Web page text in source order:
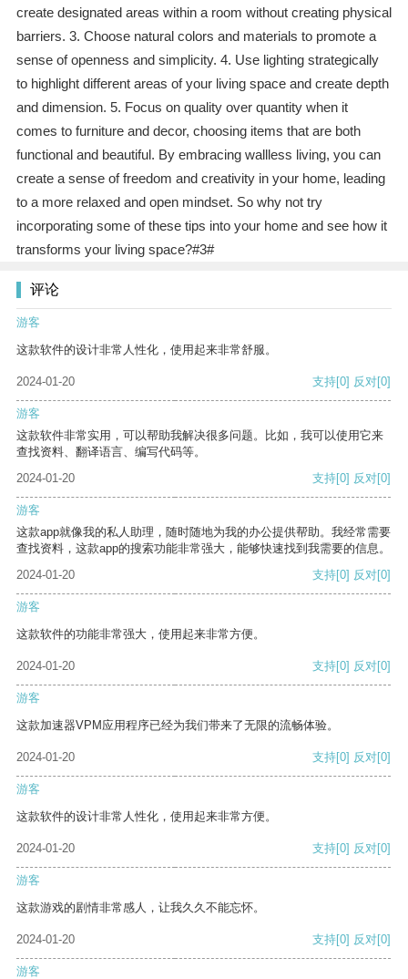
create designated areas within a room without creating physical
barriers. 3. Choose natural colors and materials to promote a
sense of openness and simplicity. 4. Use lighting strategically
to highlight different areas of your living space and create depth
and dimension. 5. Focus on quality over quantity when it
comes to furniture and decor, choosing items that are both
functional and beautiful. By embracing wallless living, you can
create a sense of freedom and creativity in your home, leading
to a more relaxed and open mindset. So why not try
incorporating some of these tips into your home and see how it
transforms your living space?#3#
评论
游客
这款软件的设计非常人性化，使用起来非常舒服。
2024-01-20 支持[0] 反对[0]
游客
这款软件非常实用，可以帮助我解决很多问题。比如，我可以使用它来
查找资料、翻译语言、编写代码等。
2024-01-20
支持[0] 反对[0]
游客
这款app就像我的私人助理，随时随地为我的办公提供帮助。我经常需要
查找资料，这款app的搜索功能非常强大，能够快速找到我需要的信息。
2024-01-20
支持[0] 反对[0]
游客
这款软件的功能非常强大，使用起来非常方便。
2024-01-20 支持[0] 反对[0]
游客
这款加速器VPM应用程序已经为我们带来了无限的流畅体验。
2024-01-20 支持[0] 反对[0]
游客
这款软件的设计非常人性化，使用起来非常方便。
2024-01-20 支持[0] 反对[0]
游客
这款游戏的剧情非常感人，让我久久不能忘怀。
2024-01-20 支持[0] 反对[0]
游客